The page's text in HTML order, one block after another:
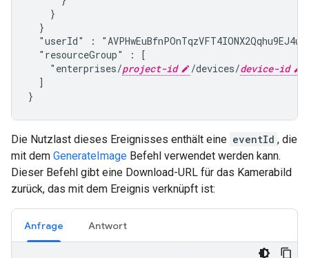
    }
  }
"userId" :
  "resourceGroup" : [
    "enterprises/
project-id /devices/device-id
  ]
}
Die Nutzlast dieses Ereignisses enthält eine eventId , die
mit dem GenerateImage Befehl verwendet werden kann.
Dieser Befehl gibt eine Download-URL für das Kamerabild
zurück, das mit dem Ereignis verknüpft ist:
Anfrage Antwort